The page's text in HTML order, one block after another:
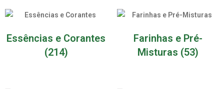
Essências e Corantes
(214)
Farinhas e Pré-
Misturas (53)